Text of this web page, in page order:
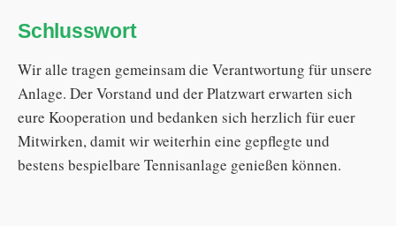
Schlusswort
Wir alle tragen gemeinsam die Verantwortung für unsere
Anlage. Der Vorstand und der Platzwart erwarten sich
eure Kooperation und bedanken sich herzlich für euer
Mitwirken, damit wir weiterhin eine gepflegte und
bestens bespielbare Tennisanlage genießen können.